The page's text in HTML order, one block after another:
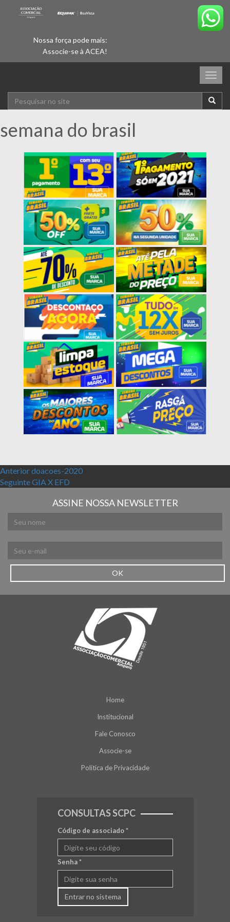
Nossa força pode mais:
Associe-se à ACEA!
semana do brasil
Navegação de Post
AnteriorPost anterior:
doacoes-2020
SeguintePróximo post:
GIA X EFD
ASSINE NOSSA NEWSLETTER
OK
Home
Institucional
Fale Conosco
Associe-se
Política de Privacidade
CONSULTAS SCPC
Código de associado*
Senha*
Entrar no sistema